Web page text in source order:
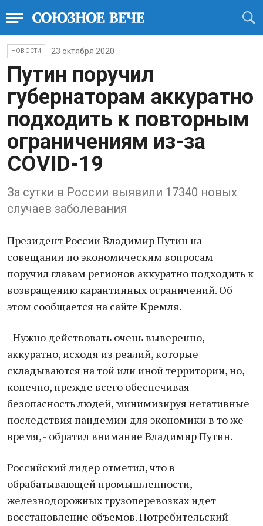
НОВОСТИ 23 октября 2020
Путин поручил
губернаторам аккуратно
подходить к повторным
ограничениям из-за
COVID-19
За сутки в России выявили 17340 новых
случаев заболевания
Президент России Владимир Путин на
совещании по экономическим вопросам
поручил главам регионов аккуратно подходить к
возвращению карантинных ограничений. Об
этом сообщается на сайте Кремля.
- Нужно действовать очень выверенно,
аккуратно, исходя из реалий, которые
складываются на той или иной территории, но,
конечно, прежде всего обеспечивая
безопасность людей, минимизируя негативные
последствия пандемии для экономики в то же
время, - обратил внимание Владимир Путин.
Российский лидер отметил, что в
обрабатывающей промышленности,
железнодорожных грузоперевозках идет
восстановление объемов. Потребительский